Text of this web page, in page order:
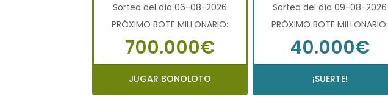
Sorteo del día 06-08-2026
PRÓXIMO BOTE MILLONARIO:
700.000€
JUGAR BONOLOTO
Sorteo del día 09-08-2026
PRÓXIMO BOTE MILLONARIO:
40.000€
¡SUERTE!